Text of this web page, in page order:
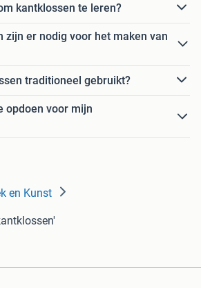
kantklossen te leren?
zijn er nodig voor het maken van
traditioneel gebruikt?
opdoen voor mijn
en Kunst